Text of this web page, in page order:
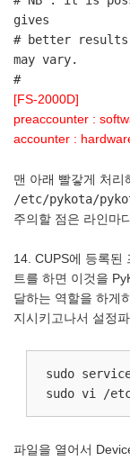
gives
# better results
may vary.
#
[FS-2000D]
preaccounter :
accounter :
맨 아래 빨갛게 처리
/etc/pykota/
주의할 점은 라인마
14. CUPS에 등록된
트를 하면 이것을
달하는 역할을 하게
지시키고나서 설정
sudo
sudo vi /
파일을 열어서